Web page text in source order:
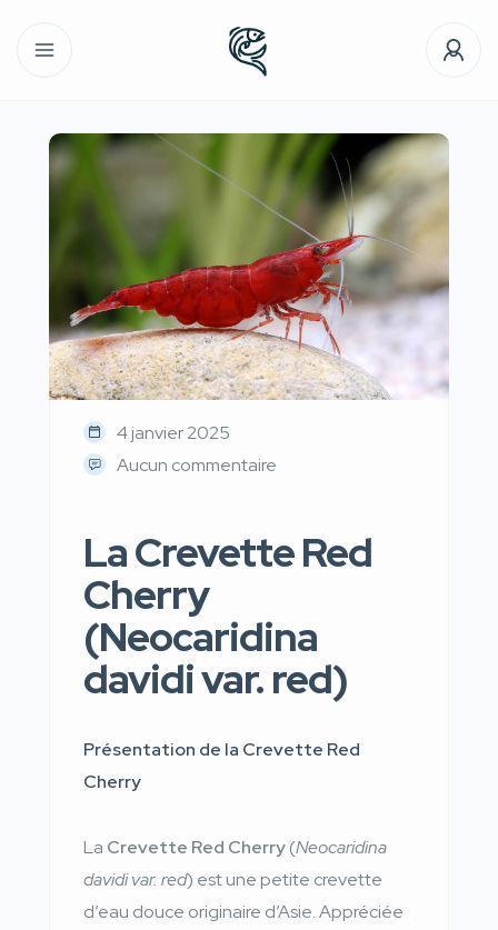
4 janvier 2025
Aucun commentaire
La Crevette Red
Cherry
(Neocaridina
davidi var. red)
Présentation de la Crevette Red
Cherry
La Crevette Red Cherry(Neocaridina
davidi var. red) est une petite crevette
d’eau douce originaire d’Asie. Appréciée